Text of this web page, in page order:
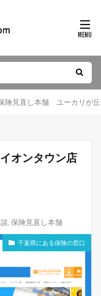
険見直し本舗 ユーカリが
オンタウン店
, 保険見直し本舗
千葉県にある保険の窓口